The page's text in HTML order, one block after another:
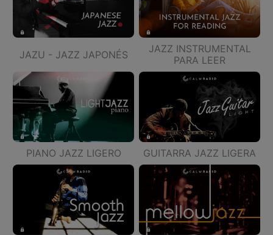
JAZU - JAZZ JAPONÉS
JAZZ INSTRUMENTAL
PARA LEER
PIANO JAZZ LIGERO GUITARRA JAZZ LIGERA